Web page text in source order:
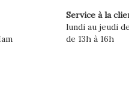
Service à la
lundi au jeudi
de 13h à 16h